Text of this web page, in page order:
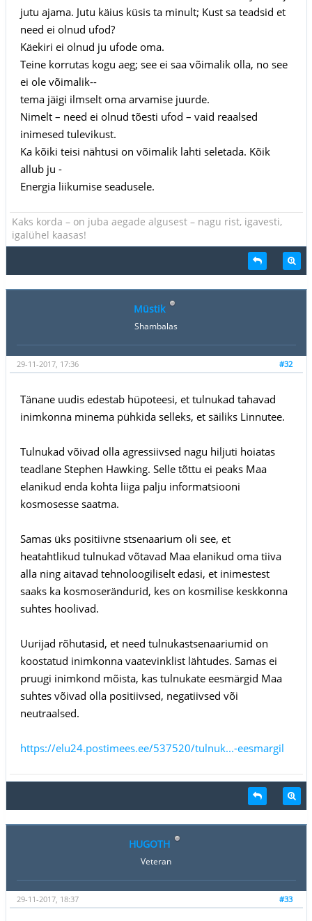
jutu ajama. Jutu käius küsis ta minult; Kust sa teadsid et
need ei olnud ufod?
Käekiri ei olnud ju ufode oma.
Teine korrutas kogu aeg; see ei saa võimalik olla, no see
ei ole võimalik--
tema jäigi ilmselt oma arvamise juurde.
Nimelt – need ei olnud tõesti ufod – vaid reaalsed
inimesed tulevikust.
Ka kõiki teisi nähtusi on võimalik lahti seletada. Kõik
allub ju -
Energia liikumise seadusele.
Kaks korda – on juba aegade algusest – nagu rist, igavesti,
igalühel kaasas!
Müstik
Shambalas
#32
29-11-2017, 17:36
Tänane uudis edestab hüpoteesi, et tulnukad tahavad
inimkonna minema pühkida selleks, et säiliks Linnutee.
Tulnukad võivad olla agressiivsed nagu hiljuti hoiatas
teadlane Stephen Hawking. Selle tõttu ei peaks Maa
elanikud enda kohta liiga palju informatsiooni
kosmosesse saatma.
Samas üks positiivne stsenaarium oli see, et
heatahtlikud tulnukad võtavad Maa elanikud oma tiiva
alla ning aitavad tehnoloogiliselt edasi, et inimestest
saaks ka kosmoserändurid, kes on kosmilise keskkonna
suhtes hoolivad.
Uurijad rõhutasid, et need tulnukastsenaariumid on
koostatud inimkonna vaatevinklist lähtudes. Samas ei
pruugi inimkond mõista, kas tulnukate eesmärgid Maa
suhtes võivad olla positiivsed, negatiivsed või
neutraalsed.
https://elu24.postimees.ee/537520/tulnuk...-eesmargil
HUGOTH
Veteran
#33
29-11-2017, 18:37